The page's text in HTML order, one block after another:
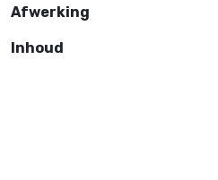
Afwerking
Inhoud